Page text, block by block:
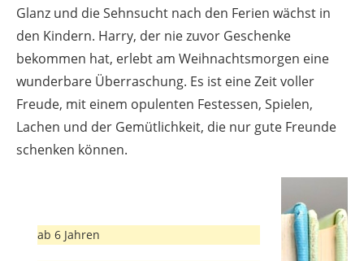
Glanz und die Sehnsucht nach den Ferien wächst in
den Kindern. Harry, der nie zuvor Geschenke
bekommen hat, erlebt am Weihnachtsmorgen eine
wunderbare Überraschung. Es ist eine Zeit voller
Freude, mit einem opulenten Festessen, Spielen,
Lachen und der Gemütlichkeit, die nur gute Freunde
schenken können.
ab 6 Jahren